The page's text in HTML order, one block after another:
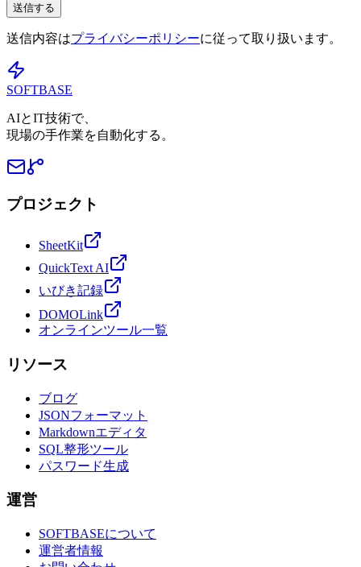
送信する
送信内容はプライバシーポリシーに従って取り扱います。
SOFTBASE
AIとIT技術で、
現場の手作業を自動化する。
プロジェクト
SheetKit
QuickText AI
いびき記録
DOMOLink
オンラインツール一覧
リソース
ブログ
JSONフォーマット
Markdownエディタ
SQL整形ツール
パスワード生成
運営
SOFTBASEについて
運営者情報